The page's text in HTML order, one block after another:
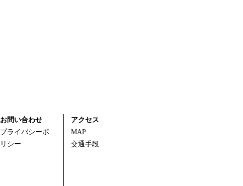
お問い合わせ
プライバシーポ
リシー
アクセス
MAP
交通手段